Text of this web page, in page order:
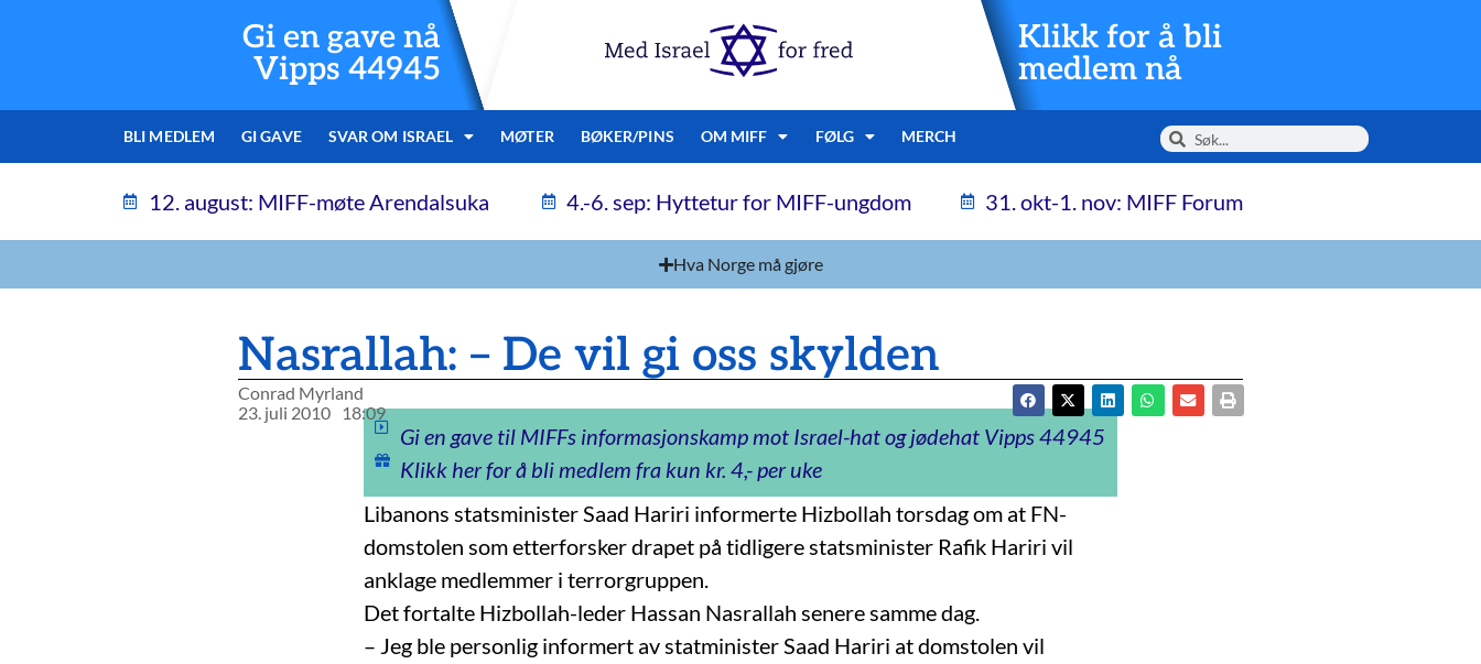
Gi en gave nå
Vipps 44945
Klikk for å bli
medlem nå
BLI MEDLEM GI GAVE SVAR OM ISRAEL MØTER BØKER/PINS OM MIFF FØLG MERCH
12. august: MIFF-møte Arendalsuka 4.-6. sep: Hyttetur for MIFF-ungdom 31. okt-1. nov: MIFF Forum
Hva Norge må gjøre
Nasrallah: – De vil gi oss skylden
Conrad Myrland
23. juli 2010
18:09
Gi en gave til MIFFs informasjonskamp mot Israel-hat og jødehat Vipps 44945
Klikk her for å bli medlem fra kun kr. 4,- per uke
Libanons statsminister Saad Hariri informerte Hizbollah torsdag om at FN-
domstolen som etterforsker drapet på tidligere statsminister Rafik Hariri vil
anklage medlemmer i terrorgruppen.
Det fortalte Hizbollah-leder Hassan Nasrallah senere samme dag.
– Jeg ble personlig informert av statminister Saad Hariri at domstolen vil